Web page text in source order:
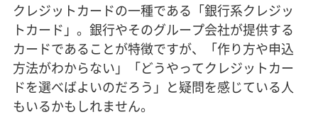
クレジットカードの一種である「銀行系クレジッ
トカード」。銀行やそのグループ会社が提供する
カードであることが特徴ですが、「作り方や申込
方法がわからない」「どうやってクレジットカー
ドを選べばよいのだろう」と疑問を感じている人
もいるかもしれません。